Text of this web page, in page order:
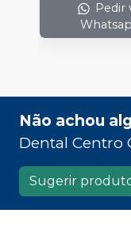
Pedir
Não achou
Dental Centro
Sugerir